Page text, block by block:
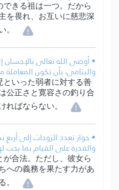
きる祖は一つ。だから
を畏れ、お互いに慈悲深
• أوصى الله تعالى
واليتامى، بأن تكون
いった弱者に対する善
公正さと寛容さの釣り合
ばならない。
• جواز تعدد الزوجات إلى
والقدرة على القيام بما يجب
合法。ただし、彼女ら
への義務を果たす力があ